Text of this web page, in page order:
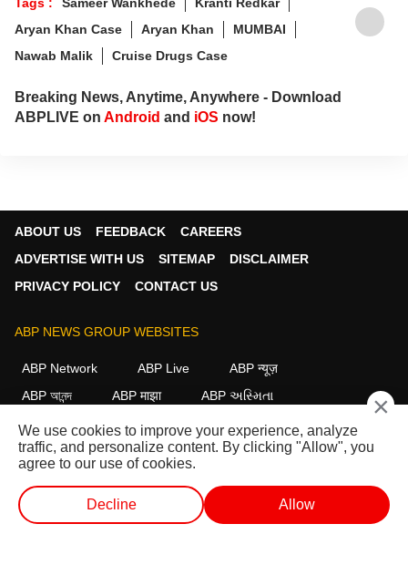
Aryan Khan Case
Aryan Khan
MUMBAI
Nawab Malik
Cruise Drugs Case
Breaking News, Anytime, Anywhere - Download
ABPLIVE on Android and iOS now!
ABOUT US FEEDBACK
CAREERS
ADVERTISE WITH US
SITEMAP
DISCLAIMER
PRIVACY POLICY
CONTACT US
ABP NEWS GROUP WEBSITES
ABP Network ABP Live
ABP न्यूज़
ABP আনন্দ
ABP माझा
ABP અસ્મિતા
ABP Ganga
ABP ਸਾਂਝਾ ABP நாடு ABP దేశం
FOLLOW US
×
We use cookies to improve your experience, analyze
traffic, and personalize content. By clicking "Allow", you
agree to our use of cookies.
Decline Allow